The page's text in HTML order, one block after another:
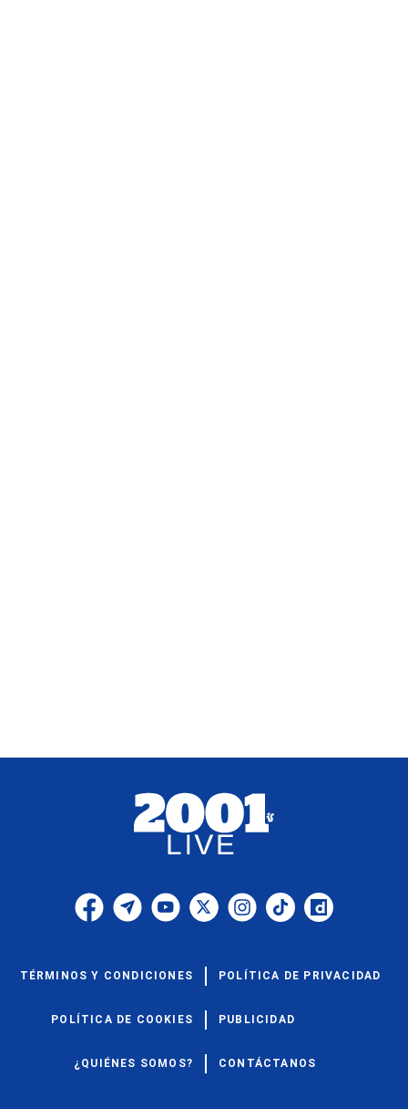
TÉRMINOS Y CONDICIONES POLÍTICA DE PRIVACIDAD
POLÍTICA DE COOKIES PUBLICIDAD
¿QUIÉNES SOMOS? CONTÁCTANOS